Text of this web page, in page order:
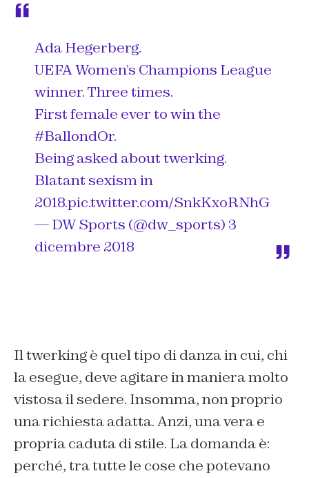
Ada Hegerberg.
UEFA Women’s Champions League
winner. Three times.
First female ever to win the
#BallondOr.
Being asked about twerking.
Blatant sexism in
2018.pic.twitter.com/SnkKxoRNhG
— DW Sports (@dw_sports) 3
dicembre 2018
Il twerking è quel tipo di danza in cui, chi
la esegue, deve agitare in maniera molto
vistosa il sedere. Insomma, non proprio
una richiesta adatta. Anzi, una vera e
propria caduta di stile. La domanda è:
perché, tra tutte le cose che potevano